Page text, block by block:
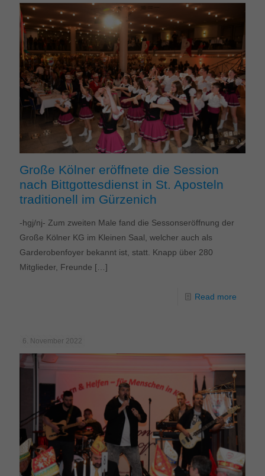
Große Kölner eröffnete die Session
nach Bittgottesdienst in St. Aposteln
traditionell im Gürzenich
-hgj/nj- Zum zweiten Male fand die Sessonseröffnung der
Große Kölner KG im Kleinen Saal, welcher auch als
Garderobenfoyer bekannt ist, statt. Knapp über 280
Mitglieder, Freunde […]
Read more
6. November 2022